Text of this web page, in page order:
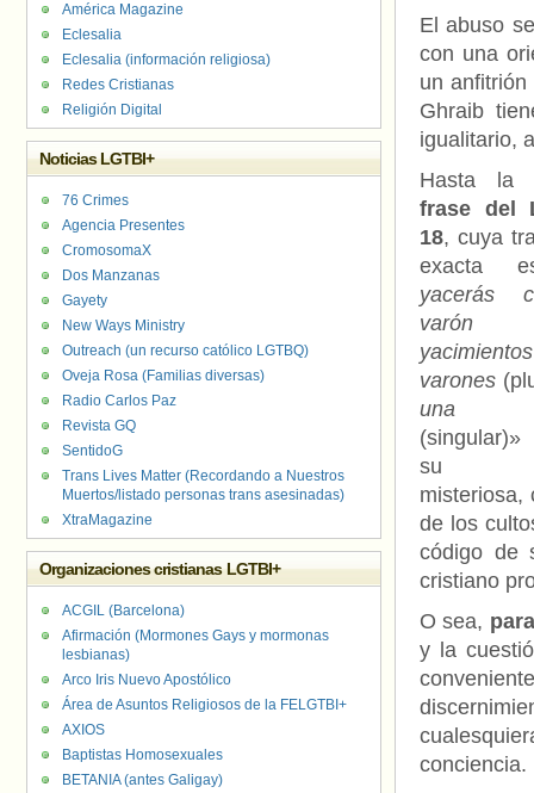
El abuso
con una
un
Ghraib
igualitario,
Hasta la
frase del
18, cuya
exacta
yacerás
varones
una
su
misteriosa,
de los
código de
cristiano
O sea,
y la
conciencia.
América Magazine
Eclesalia
Eclesalia (información religiosa)
Redes Cristianas
Religión Digital
Noticias LGTBI+
76 Crimes
Agencia Presentes
CromosomaX
Dos Manzanas
Gayety
New Ways Ministry
Outreach (un recurso católico LGTBQ)
Oveja Rosa (Familias diversas)
Radio Carlos Paz
Revista GQ
SentidoG
Trans Lives Matter (Recordando a Nuestros
Muertos/listado personas trans asesinadas)
XtraMagazine
Organizaciones cristianas LGTBI+
ACGIL (Barcelona)
Afirmación (Mormones Gays y mormonas
lesbianas)
Arco Iris Nuevo Apostólico
Área de Asuntos Religiosos de la FELGTBI+
AXIOS
Baptistas Homosexuales
BETANIA (antes Galigay)